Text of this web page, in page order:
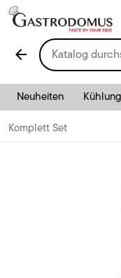
arrow_back
Neuheiten Kühlung
Komplett Set